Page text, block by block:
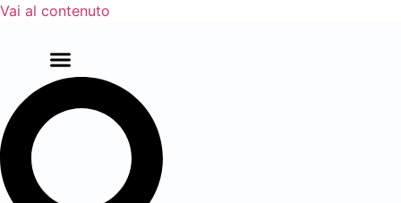
Vai al contenuto